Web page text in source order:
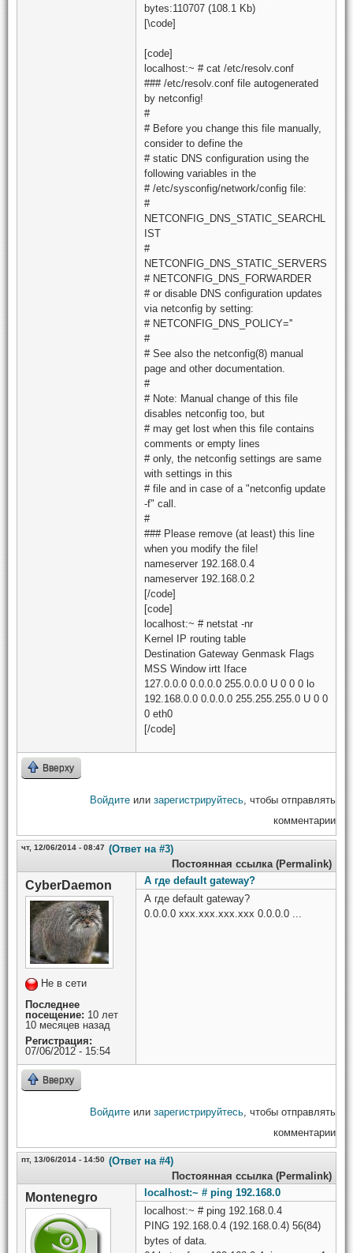
bytes:110707 (108.1 Kb)
[\code]
[code]
localhost:~ # cat /etc/resolv.conf
### /etc/resolv.conf file autogenerated
by netconfig!
#
# Before you change this file manually,
consider to define the
# static DNS configuration using the
following variables in the
# /etc/sysconfig/network/config file:
#
NETCONFIG_DNS_STATIC_SEARCHL
IST
#
NETCONFIG_DNS_STATIC_SERVERS
# NETCONFIG_DNS_FORWARDER
# or disable DNS configuration updates
via netconfig by setting:
# NETCONFIG_DNS_POLICY=''
#
# See also the netconfig(8) manual
page and other documentation.
#
# Note: Manual change of this file
disables netconfig too, but
# may get lost when this file contains
comments or empty lines
# only, the netconfig settings are same
with settings in this
# file and in case of a "netconfig update
-f" call.
#
### Please remove (at least) this line
when you modify the file!
nameserver 192.168.0.4
nameserver 192.168.0.2
[/code]
[code]
localhost:~ # netstat -nr
Kernel IP routing table
Destination Gateway Genmask Flags
MSS Window irtt Iface
127.0.0.0 0.0.0.0 255.0.0.0 U 0 0 0 lo
192.168.0.0 0.0.0.0 255.255.255.0 U 0 0
0 eth0
[/code]
Вверху
Войдите или зарегистрируйтесь , чтобы отправлять
комментарии
чт, 12/06/2014 - 08:47 (Ответ на #3)
Постоянная ссылка (Permalink)
CyberDaemon
Не в сети
Последнее
посещение: 10 лет
10 месяцев назад
Регистрация:
07/06/2012 - 15:54
А где default gateway?
А где default gateway?
0.0.0.0 xxx.xxx.xxx.xxx 0.0.0.0 ...
Вверху
Войдите или зарегистрируйтесь , чтобы отправлять
комментарии
пт, 13/06/2014 - 14:50 (Ответ на #4)
Постоянная ссылка (Permalink)
Montenegro
localhost:~ # ping 192.168.0
localhost:~ # ping 192.168.0.4
PING 192.168.0.4 (192.168.0.4) 56(84)
bytes of data.